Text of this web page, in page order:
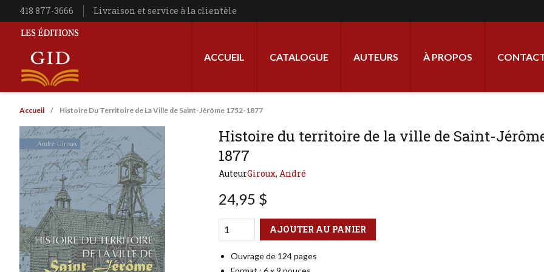
Aller au contenu principal
Téléphone
418 877-3666 Livraison et service à la clientèle
ACCUEIL CATALOGUE AUTEURS À PROPOS
Fil d'Ariane
Accueil Histoire Du Territoire de La Ville de Saint-Jérôme 1752-1877
Histoire du territoire de la ville de Saint-
1877
AuteurGiroux, André
24,95 $
Qté
Format AJOUTER AU PANIER
Ouvrage de 124 pages